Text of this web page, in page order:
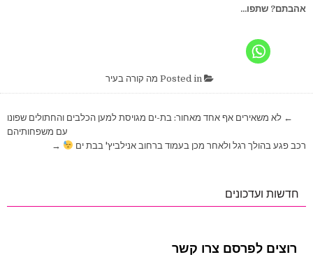
אהבתם? שתפו...
מה קורה בעיר
ניווט
← לא משאירים אף אחד מאחור: בת-ים מגויסת למען הכלבים והחתולים שפונו
עם משפחותיהם
רכב פגע בהולך רגל ולאחר מכן בעמוד ברחוב אנילביץ' בבת ים
→
חדשות ועדכונים
רוצים לפרסם צרו קשר